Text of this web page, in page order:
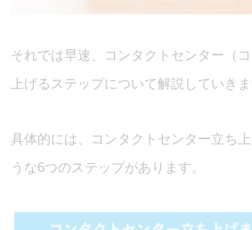
それでは早速、コンタクトセンター（
上げるステップについて解説していきま
具体的には、コンタクトセンター立ち
うな6つのステップがあります。